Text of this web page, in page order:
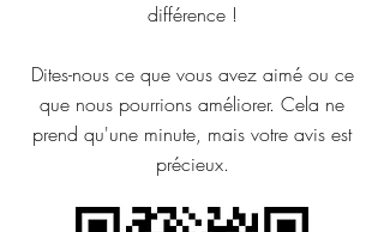
différence !
Dites-nous ce que vous avez aimé ou ce
que nous pourrions améliorer. Cela ne
prend qu'une minute, mais votre avis est
précieux.